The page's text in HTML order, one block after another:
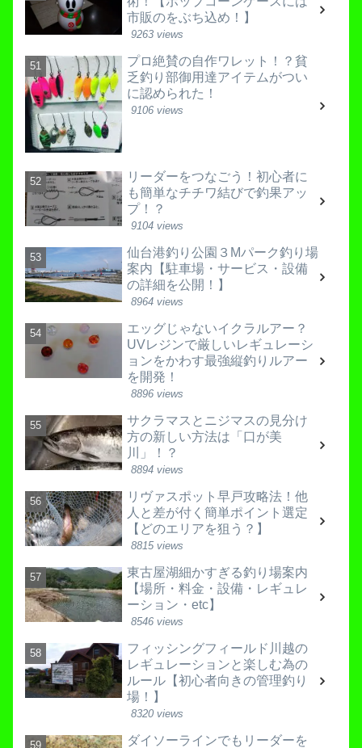
市販のをぶち込め！】
9263 views
プロ絶賛の自作ワレット！？貧
乏釣り部御用達アイテムがつい
に認められた！
9106 views
リーダーをつなごう！初心者に
も簡単なチチワ結びで釣果アッ
プ！？
9104 views
仙台港釣り公園３Mパーク釣り場
案内【駐車場・サービス・設備
の詳細を公開！】
8964 views
エッグじゃないイクラルアー？
UVレジンで厳しいレギュレーシ
ョンをかわす最強縦釣りルアー
を開発！
8896 views
サクラマスとニジマスの見分け
方の新しい方法は「口が美
川」！？
8894 views
リヴァスポット早戸攻略法！他
人と差が付く簡単ポイント選定
【どのエリアを狙う？】
8815 views
東古屋湖細かすぎる釣り場案内
【場所・料金・設備・レギュレ
ーション・etc】
8546 views
フィッシングフィールド川越の
レギュレーションと楽しむ為の
ルール【初心者向きの管理釣り
場！】
8320 views
ダイソーラインでもリーダーを